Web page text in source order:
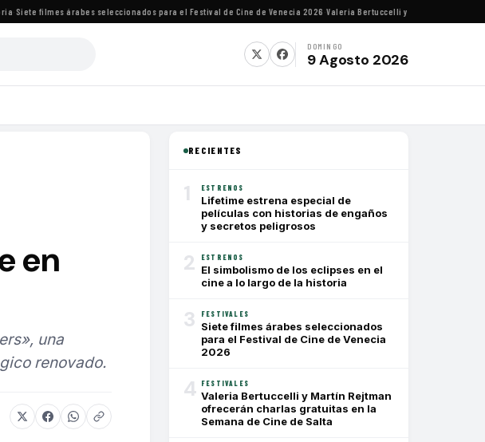
filmes árabes seleccionados para el Festival de Cine de Venecia 2026·Valeria Bertuccelli y Martín Rejtman
DOMINGO
9 Agosto 2026
en
una
renovado.
RECIENTES
1 ESTRENOS
Lifetime estrena especial de
películas con historias de engaños
y secretos peligrosos
2 ESTRENOS
El simbolismo de los eclipses en el
cine a lo largo de la historia
3 FESTIVALES
Siete filmes árabes seleccionados
para el Festival de Cine de Venecia
2026
4 FESTIVALES
Valeria Bertuccelli y Martín Rejtman
ofrecerán charlas gratuitas en la
Semana de Cine de Salta